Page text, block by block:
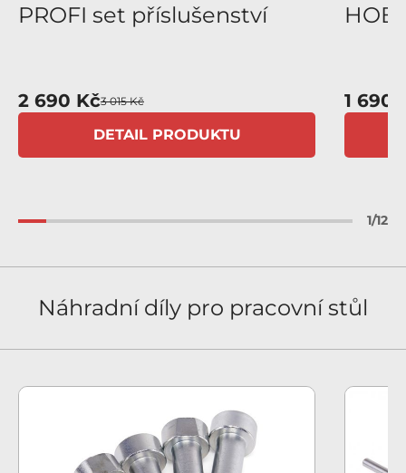
PROFI set příslušenství
2 690 Kč3 015 Kč
DETAIL PRODUKTU
1 690
1/12
Náhradní díly pro pracovní stůl